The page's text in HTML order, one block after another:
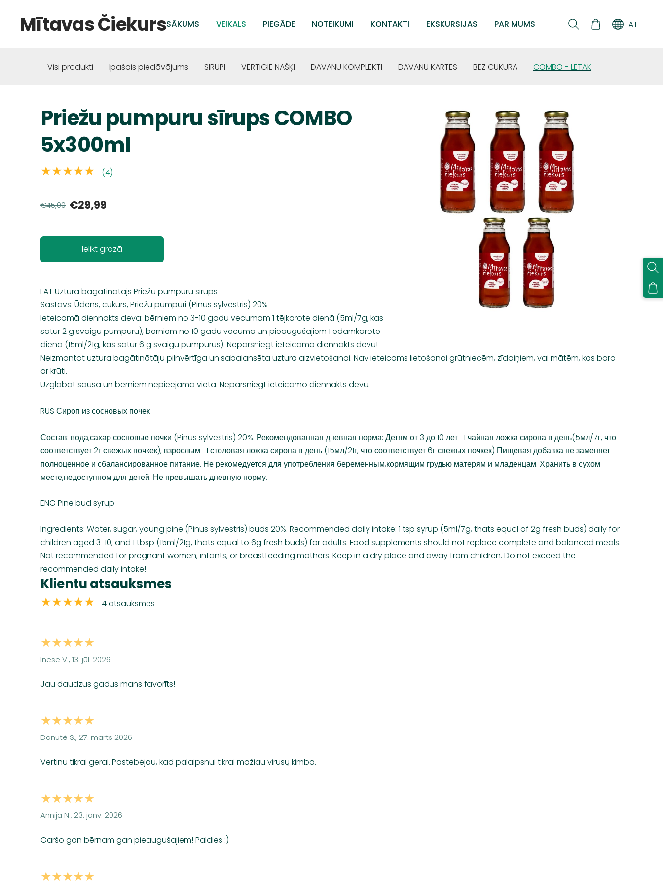
Mītavas ČiekursSĀKUMS VEIKALS PIEGĀDE NOTEIKUMI KONTAKTI EKSKURSIJAS PAR MUMS LAT
Visi produkti Īpašais piedāvājums SĪRUPI VĒRTĪGIE NAŠĶI DĀVANU KOMPLEKTI DĀVANU KARTES BEZ CUKURA COMBO - LĒTĀK
Priežu pumpuru sīrups COMBO
5x300ml
★★★★★ (4)
€45,00 €29,99
Ielikt grozā
LAT Uztura bagātinātājs Priežu pumpuru sīrups
Sastāvs: Ūdens, cukurs, Priežu pumpuri (Pinus sylvestris) 20%
Ieteicamā diennakts deva: bērniem no 3-10 gadu vecumam 1 tējkarote dienā (5ml/7g, kas
satur 2 g svaigu pumpuru), bērniem no 10 gadu vecuma un pieaugušajiem 1 ēdamkarote
dienā (15ml/21g, kas satur 6 g svaigu pumpurus). Nepārsniegt ieteicamo diennakts devu!
Neizmantot uztura bagātinātāju pilnvērtīga un sabalansēta uztura aizvietošanai. Nav ieteicams lietošanai grūtniecēm, zīdaiņiem, vai mātēm, kas baro
ar krūti.
Uzglabāt sausā un bērniem nepieejamā vietā. Nepārsniegt ieteicamo diennakts devu.
RUS Сироп из сосновых почек
Состав: вода,сахар сосновые почки (Pinus sylvestris) 20%. Рекомендованная дневная норма: Детям от 3 до 10 лет- 1 чайная ложка сиропа в день(5мл/7г, что
соответствует 2г свежых почкек), взрослым- 1 столовая ложка сиропа в день (15мл/21г, что соответствует 6г свежых почкек) Пищевая добавка не заменяет
полноценное и сбалансированное питание. Не рекомедуется для употребления беременным,кормящим грудью матерям и младенцам. Хранить в сухом
месте,недоступном для детей. Не превышать дневную норму.
ENG Pine bud syrup
Ingredients: Water, sugar, young pine (Pinus sylvestris) buds 20%. Recommended daily intake: 1 tsp syrup (5ml/7g, thats equal of 2g fresh buds) daily for
children aged 3-10, and 1 tbsp (15ml/21g, thats equal to 6g fresh buds) for adults. Food supplements should not replace complete and balanced meals.
Not recommended for pregnant women, infants, or breastfeeding mothers. Keep in a dry place and away from children. Do not exceed the
recommended daily intake!
Klientu atsauksmes
★★★★★ 4 atsauksmes
★★★★★
Inese V., 13. jūl. 2026
Jau daudzus gadus mans favorīts!
★★★★★
Danutė S., 27. marts 2026
Vertinu tikrai gerai. Pastebėjau, kad palaipsnui tikrai mažiau virusų kimba.
★★★★★
Annija N., 23. janv. 2026
Garšo gan bērnam gan pieaugušajiem! Paldies :)
★★★★★